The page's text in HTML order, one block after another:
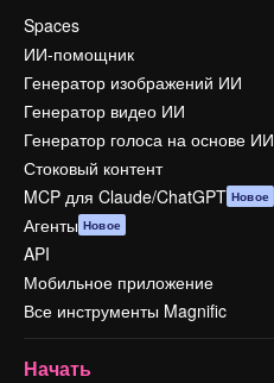
Spaces
ИИ-помощник
Генератор изображений ИИ
Генератор видео ИИ
Генератор голоса на основе ИИ
Стоковый контент
MCP для Claude/ChatGPT Новое
Агенты Новое
API
Мобильное приложение
Все инструменты Magnific
Начать